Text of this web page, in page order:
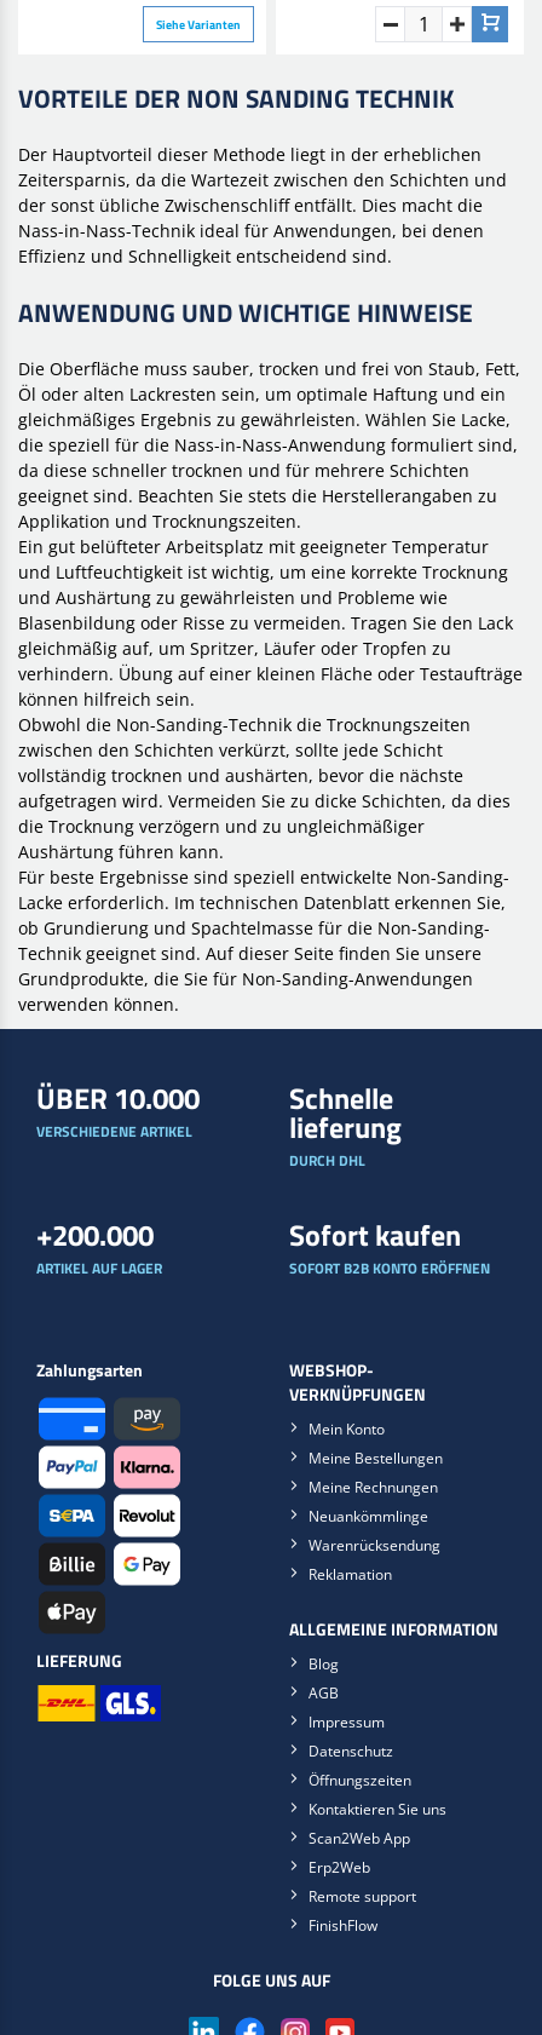
Siehe Varianten
VORTEILE DER NON SANDING TECHNIK
Der Hauptvorteil dieser Methode liegt in der erheblichen
Zeitersparnis, da die Wartezeit zwischen den Schichten und
der sonst übliche Zwischenschliff entfällt. Dies macht die
Nass-in-Nass-Technik ideal für Anwendungen, bei denen
Effizienz und Schnelligkeit entscheidend sind.
ANWENDUNG UND WICHTIGE HINWEISE
Die Oberfläche muss sauber, trocken und frei von Staub, Fett,
Öl oder alten Lackresten sein, um optimale Haftung und ein
gleichmäßiges Ergebnis zu gewährleisten. Wählen Sie Lacke,
die speziell für die Nass-in-Nass-Anwendung formuliert sind,
da diese schneller trocknen und für mehrere Schichten
geeignet sind. Beachten Sie stets die Herstellerangaben zu
Applikation und Trocknungszeiten.
Ein gut belüfteter Arbeitsplatz mit geeigneter Temperatur
und Luftfeuchtigkeit ist wichtig, um eine korrekte Trocknung
und Aushärtung zu gewährleisten und Probleme wie
Blasenbildung oder Risse zu vermeiden. Tragen Sie den Lack
gleichmäßig auf, um Spritzer, Läufer oder Tropfen zu
verhindern. Übung auf einer kleinen Fläche oder Testaufträge
können hilfreich sein.
Obwohl die Non-Sanding-Technik die Trocknungszeiten
zwischen den Schichten verkürzt, sollte jede Schicht
vollständig trocknen und aushärten, bevor die nächste
aufgetragen wird. Vermeiden Sie zu dicke Schichten, da dies
die Trocknung verzögern und zu ungleichmäßiger
Aushärtung führen kann.
Für beste Ergebnisse sind speziell entwickelte Non-Sanding-
Lacke erforderlich. Im technischen Datenblatt erkennen Sie,
ob Grundierung und Spachtelmasse für die Non-Sanding-
Technik geeignet sind. Auf dieser Seite finden Sie unsere
Grundprodukte, die Sie für Non-Sanding-Anwendungen
verwenden können.
ÜBER 10.000
VERSCHIEDENE ARTIKEL
Schnelle
lieferung
DURCH DHL
+200.000
ARTIKEL AUF LAGER
Sofort kaufen
SOFORT B2B KONTO ERÖFFNEN
Zahlungsarten
LIEFERUNG
WEBSHOP-
VERKNÜPFUNGEN
Mein Konto
Meine Bestellungen
Meine Rechnungen
Neuankömmlinge
Warenrücksendung
Reklamation
ALLGEMEINE INFORMATION
Blog
AGB
Impressum
Datenschutz
Öffnungszeiten
Kontaktieren Sie uns
Scan2Web App
Erp2Web
Remote support
FinishFlow
FOLGE UNS AUF